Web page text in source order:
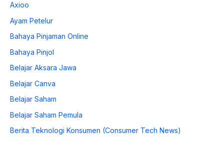
Axioo
Ayam Petelur
Bahaya Pinjaman Online
Bahaya Pinjol
Belajar Aksara Jawa
Belajar Canva
Belajar Saham
Belajar Saham Pemula
Berita Teknologi Konsumen (Consumer Tech News)